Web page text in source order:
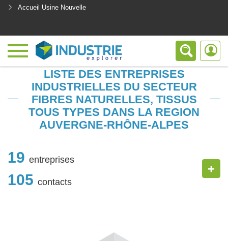
Accueil Usine Nouvelle
LISTE DES ENTREPRISES
INDUSTRIELLES DU SECTEUR
FIBRES NATURELLES, TISSUS
TOUS TYPES DANS LA REGION
AUVERGNE-RHÔNE-ALPES
19 entreprises
105 contacts
+